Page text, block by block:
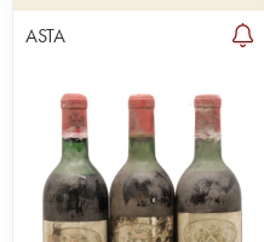
ASTA